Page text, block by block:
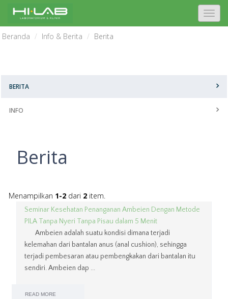
T
o
Beranda Info & Berita Berita
BERITA
INFO
Berita
Menampilkan 1-2 dari 2 item.
Seminar Kesehatan Penanganan Ambeien Dengan Metode
PILA Tanpa Nyeri Tanpa Pisau dalam 5 Menit
Ambeien adalah suatu kondisi dimana terjadi
kelemahan dari bantalan anus (anal cushion), sehingga
terjadi pembesaran atau pembengkakan dari bantalan itu
sendiri. Ambeien dap ...
READ MORE